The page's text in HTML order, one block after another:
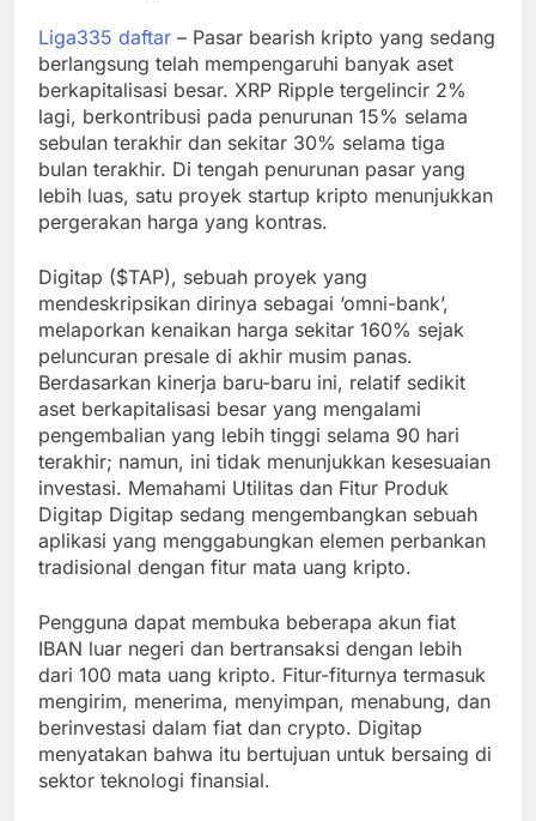
Liga335 daftar – Pasar bearish kripto yang sedang
berlangsung telah mempengaruhi banyak aset
berkapitalisasi besar. XRP Ripple tergelincir 2%
lagi, berkontribusi pada penurunan 15% selama
sebulan terakhir dan sekitar 30% selama tiga
bulan terakhir. Di tengah penurunan pasar yang
lebih luas, satu proyek startup kripto menunjukkan
pergerakan harga yang kontras.
Digitap ($TAP), sebuah proyek yang
mendeskripsikan dirinya sebagai ‘omni-bank’,
melaporkan kenaikan harga sekitar 160% sejak
peluncuran presale di akhir musim panas.
Berdasarkan kinerja baru-baru ini, relatif sedikit
aset berkapitalisasi besar yang mengalami
pengembalian yang lebih tinggi selama 90 hari
terakhir; namun, ini tidak menunjukkan kesesuaian
investasi. Memahami Utilitas dan Fitur Produk
Digitap Digitap sedang mengembangkan sebuah
aplikasi yang menggabungkan elemen perbankan
tradisional dengan fitur mata uang kripto.
Pengguna dapat membuka beberapa akun fiat
IBAN luar negeri dan bertransaksi dengan lebih
dari 100 mata uang kripto. Fitur-fiturnya termasuk
mengirim, menerima, menyimpan, menabung, dan
berinvestasi dalam fiat dan crypto. Digitap
menyatakan bahwa itu bertujuan untuk bersaing di
sektor teknologi finansial.